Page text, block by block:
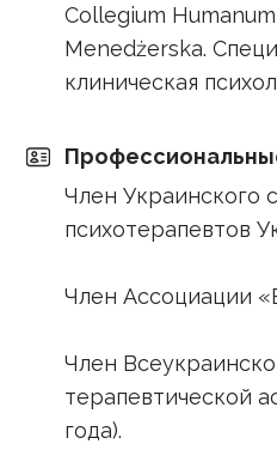
Collegium
Menedżerska.
клиническая
Член Украинского
психотерапевтов
Член Ассоциации
Член
терапевтической
года).